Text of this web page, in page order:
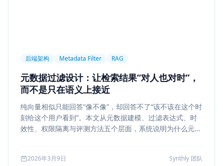
后端架构 Metadata Filter RAG
元数据过滤设计：让检索结果“对人也对时”，
而不是只在语义上接近
纯向量相似只能回答“像不像”，却回答不了“该不该在这个时
刻给这个用户看到”。本文从元数据建模、过滤表达式、时
效性、权限隔离与评测方法五个层面，系统说明为什么元数
2026年3月9日 Synthly 团队